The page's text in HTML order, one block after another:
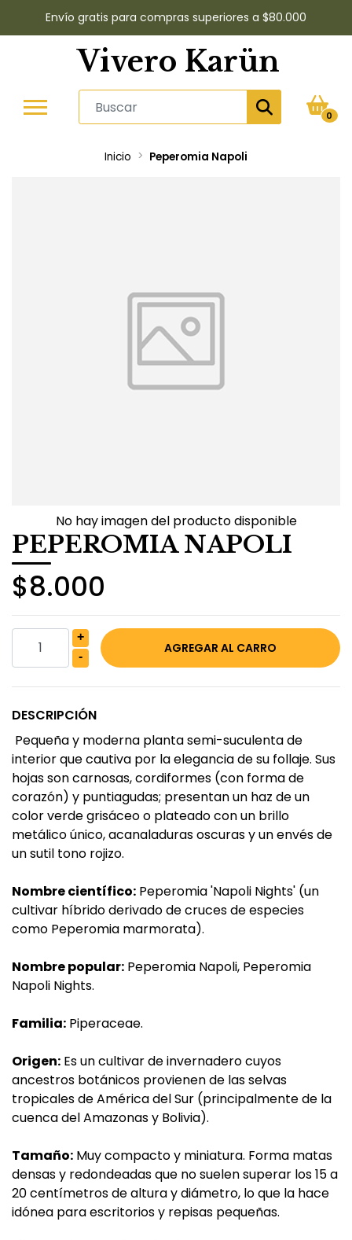
Envío gratis para compras superiores a $80.000
Vivero Karün
0
Inicio Peperomia Napoli
No hay imagen del producto disponible
PEPEROMIA NAPOLI
$8.000
+
-
DESCRIPCIÓN
Pequeña y moderna planta semi-suculenta de
interior que cautiva por la elegancia de su follaje. Sus
hojas son carnosas, cordiformes (con forma de
corazón) y puntiagudas; presentan un haz de un
color verde grisáceo o plateado con un brillo
metálico único, acanaladuras oscuras y un envés de
un sutil tono rojizo.
Nombre científico: Peperomia 'Napoli Nights' (un
cultivar híbrido derivado de cruces de especies
como Peperomia marmorata).
Nombre popular: Peperomia Napoli, Peperomia
Napoli Nights.
Familia: Piperaceae.
Origen: Es un cultivar de invernadero cuyos
ancestros botánicos provienen de las selvas
tropicales de América del Sur (principalmente de la
cuenca del Amazonas y Bolivia).
Tamaño: Muy compacto y miniatura. Forma matas
densas y redondeadas que no suelen superar los 15 a
20 centímetros de altura y diámetro, lo que la hace
idónea para escritorios y repisas pequeñas.